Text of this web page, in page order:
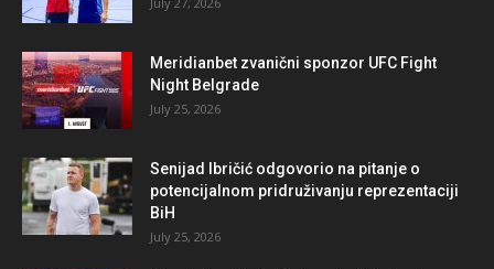
Meridianbet zvanični sponzor UFC Fight
Night Belgrade
July 25, 2026
Senijad Ibričić odgovorio na pitanje o
potencijalnom pridruživanju reprezentaciji
BiH
July 25, 2026